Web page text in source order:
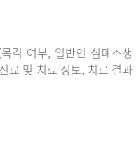
격 여부, 일반인 심폐소생
료 및 치료 정보, 치료 결과